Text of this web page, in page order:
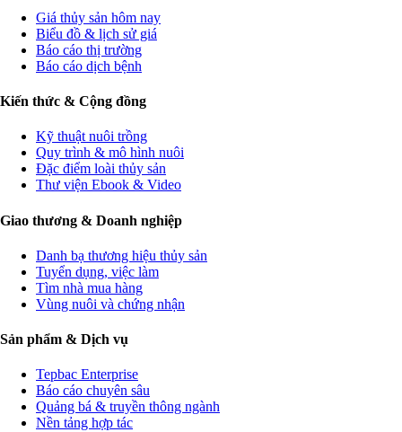
Giá thủy sản hôm nay
Biểu đồ & lịch sử giá
Báo cáo thị trường
Báo cáo dịch bệnh
Kiến thức & Cộng đồng
Kỹ thuật nuôi trồng
Quy trình & mô hình nuôi
Đặc điểm loài thủy sản
Thư viện Ebook & Video
Giao thương & Doanh nghiệp
Danh bạ thương hiệu thủy sản
Tuyển dụng, việc làm
Tìm nhà mua hàng
Vùng nuôi và chứng nhận
Sản phẩm & Dịch vụ
Tepbac Enterprise
Báo cáo chuyên sâu
Quảng bá & truyền thông ngành
Nền tảng hợp tác